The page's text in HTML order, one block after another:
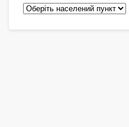
Педіатри